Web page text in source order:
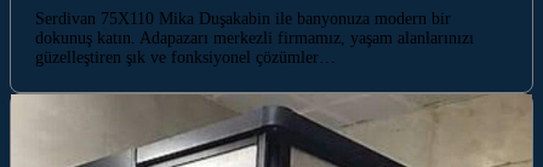
Serdivan 75X110 Mika Duşakabin ile banyonuza modern bir
dokunuş katın. Adapazarı merkezli firmamız, yaşam alanlarınızı
güzelleştiren şık ve fonksiyonel çözümler…